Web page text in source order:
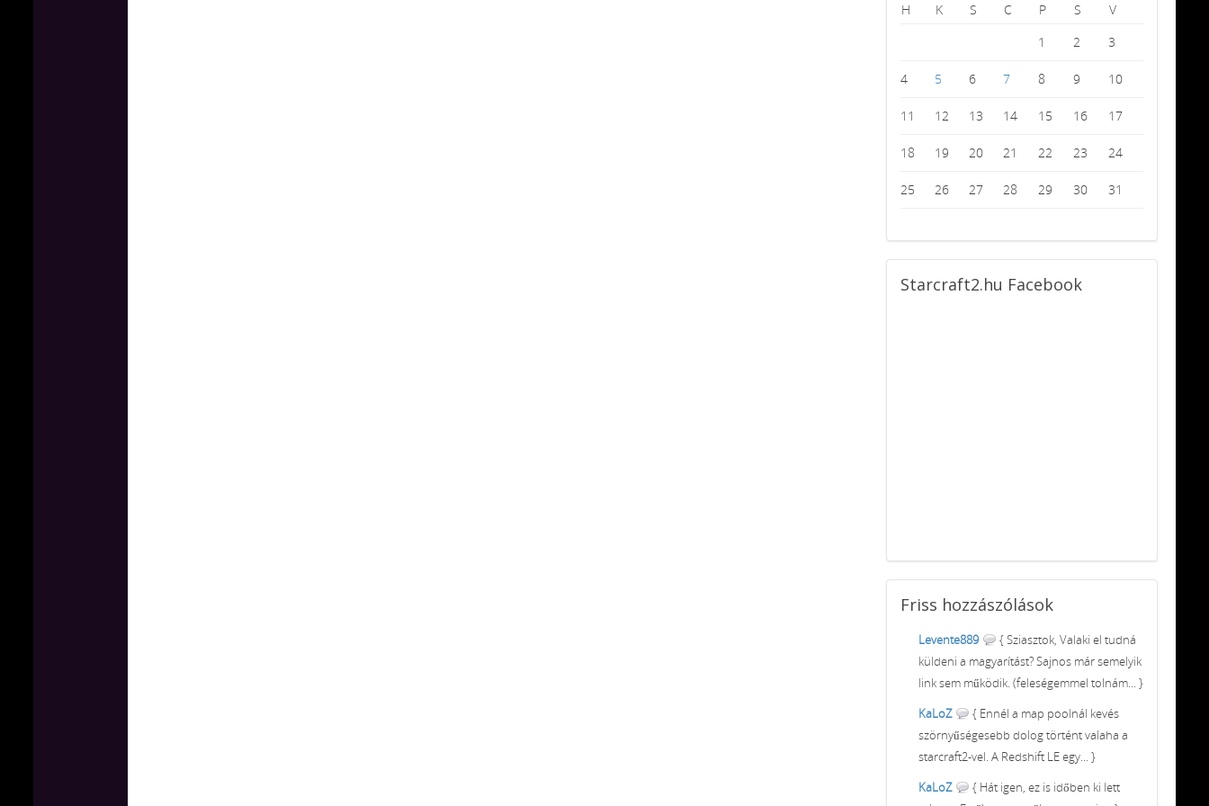
H
K S C P S
V
1
2 3
4 5 6 7 8 9 10
11 12 13 14 15 16 17
18 19 20 21 22 23 24
25 26 27 28 29 30 31
Starcraft2.hu Facebook
Friss hozzászólások
Levente889
{ Sziasztok, Valaki el tudná
küldeni a magyarítást? Sajnos már semelyik
link sem működik. (feleségemmel tolnám... }
KaLoZ
{ Ennél a map poolnál kevés
szörnyűségesebb dolog történt valaha a
starcraft2-vel. A Redshift LE egy... }
KaLoZ
{ Hát igen, ez is időben ki lett